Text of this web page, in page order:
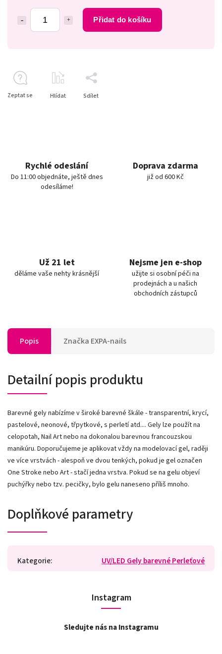
Přidat do košíku
Zeptat se Hlídat Sdílet
Rychlé odeslání
Do 11:00 objednáte, ještě dnes
odesíláme!
Doprava zdarma
již od 600 Kč
Už 21 let
děláme vaše nehty krásnější
Nejsme jen e-shop
užijte si osobní péči na
prodejnách a u našich
obchodních zástupců
Popis Značka EXPA-nails
Detailní popis produktu
Barevné gely nabízíme v široké barevné škále - transparentní, krycí,
pastelové, neonové, třpytkové, s perletí atd.... Gely lze použít na
celopotah, Nail Art nebo na dokonalou barevnou francouzskou
manikúru. Doporučujeme je aplikovat vždy na modelovací gel, raději
ve více vrstvách - alespoň ve dvou tenkých, pokud je gel označen
One Stroke nebo Art - stačí jedna vrstva. Pokud se na gelu objeví
puchýřky nebo tzv. pecičky, bylo gelu naneseno příliš mnoho.
Doplňkové parametry
Kategorie: UV/LED Gely barevné Perleťové
Instagram
Sledujte nás na Instagramu